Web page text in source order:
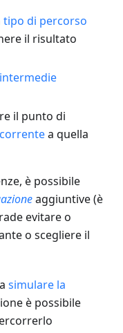
tipo di percorso
il risultato
il punto di
a quella
è possibile
aggiuntive (è
evitare o
o scegliere il
simulare la
è possibile